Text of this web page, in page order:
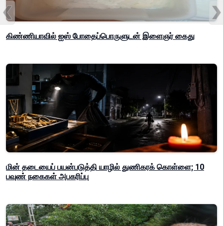
கிண்ணியாவில் ஐஸ் போதைப்பொருளுடன் இளைஞர் கைது
மின் தடையைப் பயன்படுத்தி யாழில் துணிகரக் கொள்ளை; 10
பவுண் நகைகள் அபகரிப்பு